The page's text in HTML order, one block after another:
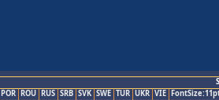
POR ROU RUS SRB SVK SWE TUR UKR VIE